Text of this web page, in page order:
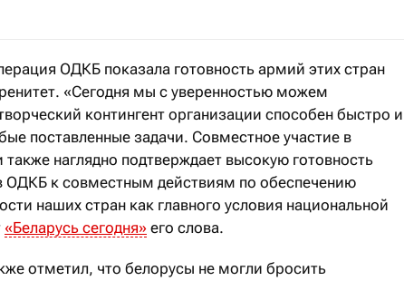
ОДКБ показала готовность армий этих стран
«Сегодня мы с уверенностью можем
контингент организации способен быстро и
поставленные задачи. Совместное участие в
наглядно подтверждает высокую готовность
ОДКБ к совместным действиям по обеспечению
наших стран как главного условия национальной
«Беларусь сегодня» его слова.
отметил, что белорусы не могли бросить